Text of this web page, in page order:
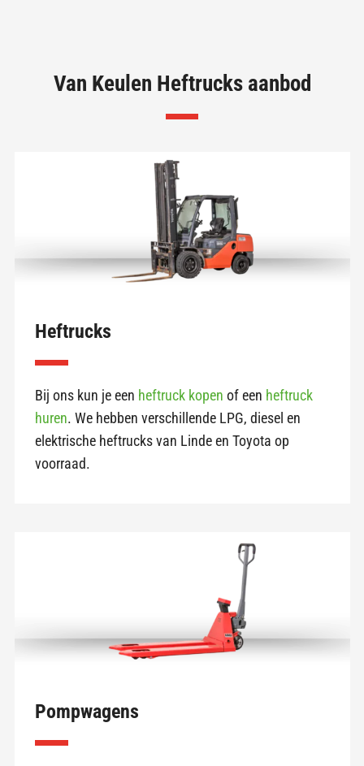
Van Keulen Heftrucks aanbod
Heftrucks
Bij ons kun je een heftruck kopen of een heftruck
huren. We hebben verschillende LPG, diesel en
elektrische heftrucks van Linde en Toyota op
voorraad.
Pompwagens